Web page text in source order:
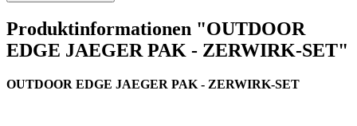
Produktinformationen "OUTDOOR
EDGE JAEGER PAK - ZERWIRK-SET"
OUTDOOR EDGE JAEGER PAK - ZERWIRK-SET